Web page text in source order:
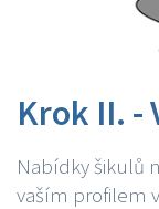
Krok II. -
Nabídky šikulů
vaším profilem